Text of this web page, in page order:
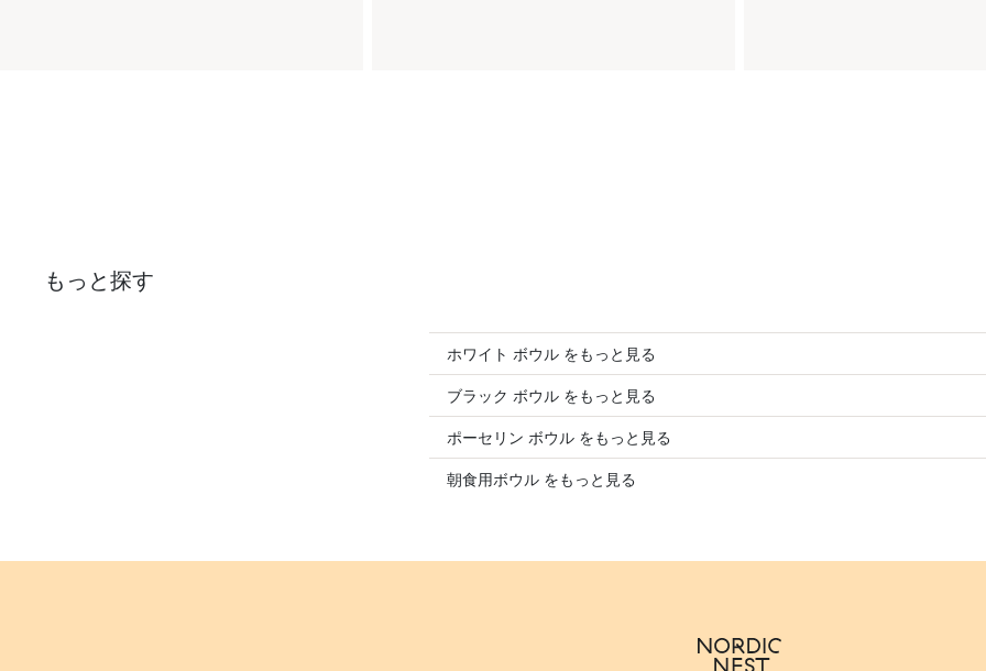
もっと探す
ホワイト ボウル をもっと見る
ブラック ボウル をもっと見る
ポーセリン ボウル をもっと見る
朝食用ボウル をもっと見る